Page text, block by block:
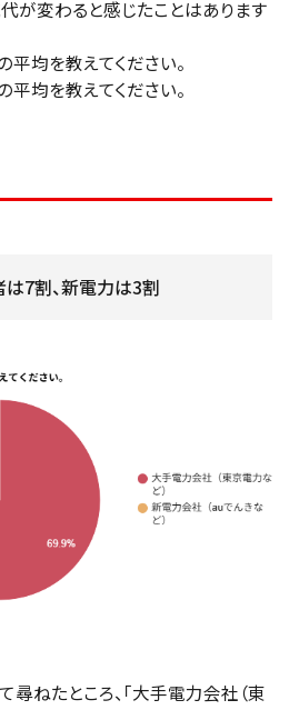
が変わると感じたことはあります
均を教えてください。
均を教えてください。
7割、新電力は3割
ねたところ、「大手電力会社（東